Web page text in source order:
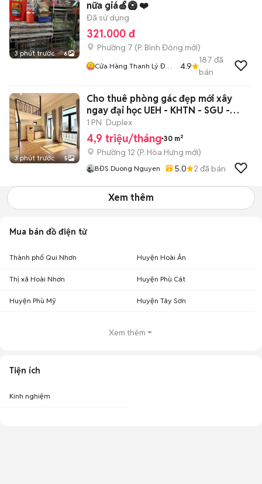
3 phút trước 6
nữa giá🍏🥝 ❤️
Đã sử dụng
321.000 đ
Phường 7 (P. Bình Đông mới)
Cửa Hàng Thanh Lý Đồ
4.9
187 đã
bán
3 phút trước 5
Cho thuê phòng gác đẹp mới xây
ngay đại học UEH - KHTN - SGU -
HUFLIT
1 PN Duplex
4,9 triệu/tháng 30 m²
Phường 12 (P. Hòa Hưng mới)
BĐS Duong Nguyen 5.0 2 đã bán
Xem thêm
Mua bán đồ điện tử
Thành phố Qui Nhơn Huyện Hoài Ân
Thị xã Hoài Nhơn Huyện Phù Cát
Huyện Phù Mỹ Huyện Tây Sơn
Xem thêm
Tiện ích
Kinh nghiệm